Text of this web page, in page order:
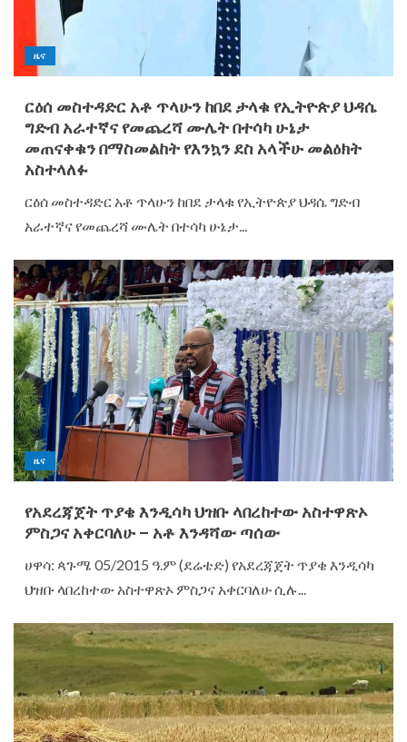
ዜና
ርዕሰ መስተዳድር አቶ ጥላሁን ከበደ ታላቁ የኢትዮጵያ ህዳሴ
ግድብ አራተኛና የመጨረሻ ሙሌት በተሳካ ሁኔታ
መጠናቀቁን በማስመልከት የእንኳን ደስ አላችሁ መልዕክት
አስተላለፉ
ርዕሰ መስተዳድር አቶ ጥላሁን ከበደ ታላቁ የኢትዮጵያ ህዳሴ ግድብ
አራተኛና የመጨረሻ ሙሌት በተሳካ ሁኔታ...
ዜና
የአደረጃጀት ጥያቄ እንዲሳካ ህዝቡ ላበረከተው አስተዋጽኦ
ምስጋና አቀርባለሁ – አቶ እንዳሻው ጣሰው
ሀዋሳ: ጳጉሜ 05/2015 ዓ.ም (ደሬቴድ) የአደረጃጀት ጥያቄ እንዲሳካ
ህዝቡ ላበረከተው አስተዋጽኦ ምስጋና አቀርባለሁ ሲሉ...